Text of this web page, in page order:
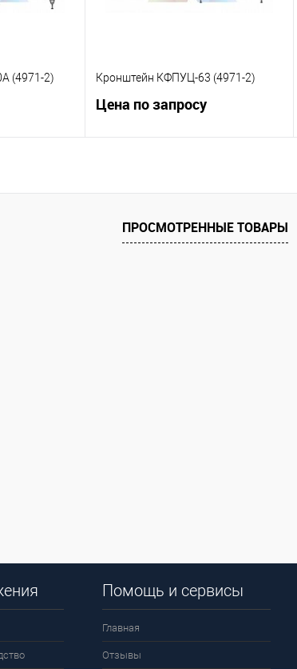
(4971-2) Кронштейн КФПУЦ-63 (4971-2)
Цена по запросу
В избранное
Под заказ
ПРОСМОТРЕННЫЕ ТОВАРЫ
Помощь и сервисы
Главная
Отзывы